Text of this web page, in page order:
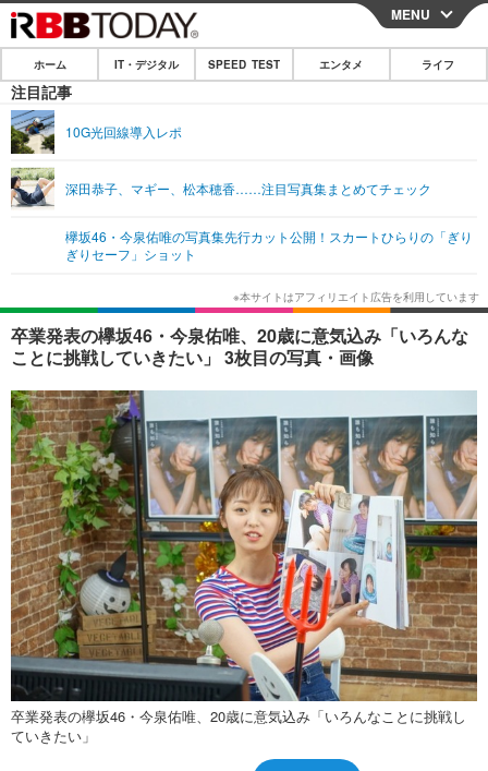
CLOSE
ホーム
IT・デジタル
ショッピング その他
SPEED TEST
エンタメ
エンタメTOP
韓国・芸能
音楽 スポーツ
ショッピング その他
ライフ
ライフTOP グルメ
ペット ショッピング
その他
リリース一覧
プッシュ通知の停止方法
MENU
ホーム IT・デジタル SPEED TEST エンタメ ライフ
注目記事
10G光回線導入レポ
深田恭子、マギー、松本穂香……注目写真集まとめてチェック
欅坂46・今泉佑唯の写真集先行カット公開！スカートひらりの「ぎり
ぎりセーフ」ショット
卒業発表の欅坂46・今泉佑唯、20歳に意気込み「いろんな
ことに挑戦していきたい」 3枚目の写真・画像
卒業発表の欅坂46・今泉佑唯、20歳に意気込み「いろんなことに挑戦し
ていきたい」